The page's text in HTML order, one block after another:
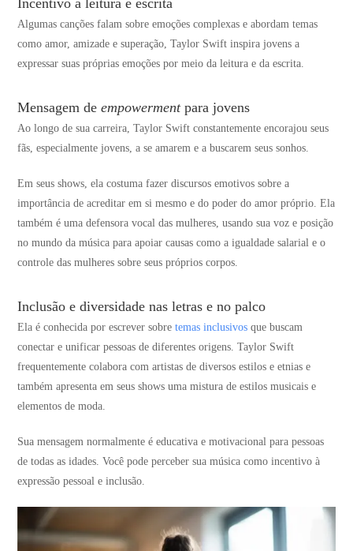
Incentivo à leitura e escrita
Algumas canções falam sobre emoções complexas e abordam temas
como amor, amizade e superação, Taylor Swift inspira jovens a
expressar suas próprias emoções por meio da leitura e da escrita.
Mensagem de empowermentpara jovens
Ao longo de sua carreira, Taylor Swift constantemente encorajou seus
fãs, especialmente jovens, a se amarem e a buscarem seus sonhos.
Em seus shows, ela costuma fazer discursos emotivos sobre a
importância de acreditar em si mesmo e do poder do amor próprio. Ela
também é uma defensora vocal das mulheres, usando sua voz e posição
no mundo da música para apoiar causas como a igualdade salarial e o
controle das mulheres sobre seus próprios corpos.
Inclusão e diversidade nas letras e no palco
Ela é conhecida por escrever sobre temas inclusivos que buscam
conectar e unificar pessoas de diferentes origens. Taylor Swift
frequentemente colabora com artistas de diversos estilos e etnias e
também apresenta em seus shows uma mistura de estilos musicais e
elementos de moda.
Sua mensagem normalmente é educativa e motivacional para pessoas
de todas as idades. Você pode perceber sua música como incentivo à
expressão pessoal e inclusão.